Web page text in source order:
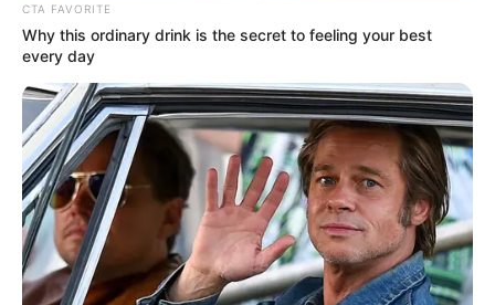
fuego y le hurtaron los 30 millones de pesos que
acababa de retirar.
Los señalados delincuentes huyeron, y en medio de la
persecución policialcolisionaron contra un vehículo.De
inmediato fueron capturados.
Lea también:A la cárcel alias ‘la Gorda Vilma’, presunta
determinadora de cinco homicidios en Caucasia
CTA FAVORITE
Why this ordinary drink is the secret to feeling your best
every day